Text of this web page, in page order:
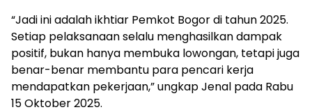
“Jadi ini adalah ikhtiar Pemkot Bogor di tahun 2025.
Setiap pelaksanaan selalu menghasilkan dampak
positif, bukan hanya membuka lowongan, tetapi juga
benar-benar membantu para pencari kerja
mendapatkan pekerjaan,” ungkap Jenal pada Rabu
15 Oktober 2025.